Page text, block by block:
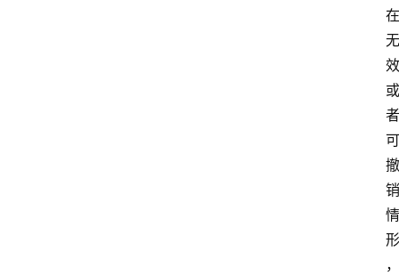
在
无
效
或
者
可
撤
销
情
形
，